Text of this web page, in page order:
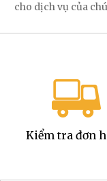
cho dịch vụ của
Kiểm tra đơn